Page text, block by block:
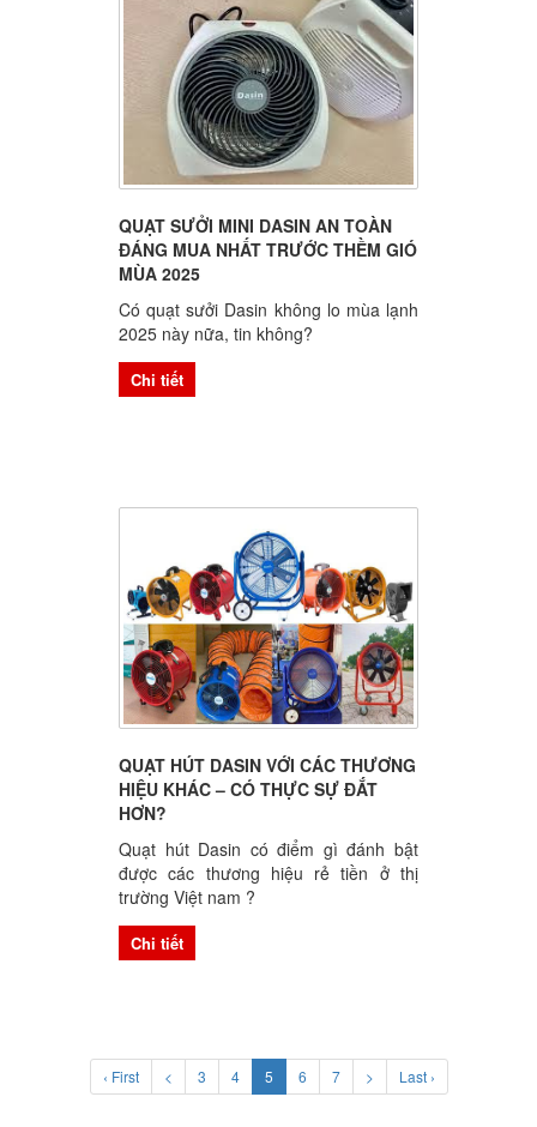
QUẠT SƯỞI MINI DASIN AN TOÀN
ĐÁNG MUA NHẤT TRƯỚC THỀM GIÓ
MÙA 2025
Có quạt sưởi Dasin không lo mùa lạnh
2025 này nữa, tin không?
Chi tiết
QUẠT HÚT DASIN VỚI CÁC THƯƠNG
HIỆU KHÁC – CÓ THỰC SỰ ĐẮT
HƠN?
Quạt hút Dasin có điểm gì đánh bật
được các thương hiệu rẻ tiền ở thị
trường Việt nam ?
Chi tiết
‹ First < 3 4 5 6 7 > Last ›